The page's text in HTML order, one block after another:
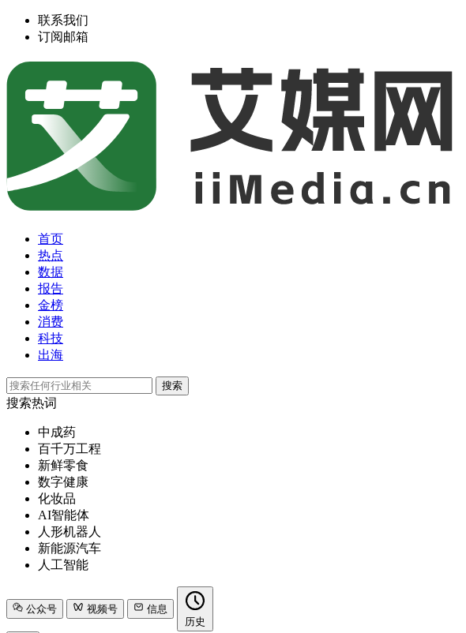
联系我们
订阅邮箱
首页
热点
数据
报告
金榜
消费
科技
出海
搜索
搜索热词
中成药
百千万工程
新鲜零食
数字健康
化妆品
AI智能体
人形机器人
新能源汽车
人工智能
公众号 视频号
信息
历史